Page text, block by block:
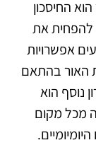
החיסכון
להפחית את
אפשרויות
האור בהתאם
נוסף הוא
מכל מקום